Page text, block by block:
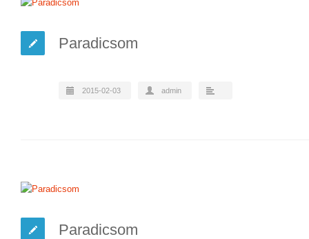
Paradicsom
2015-02-03 admin
Paradicsom